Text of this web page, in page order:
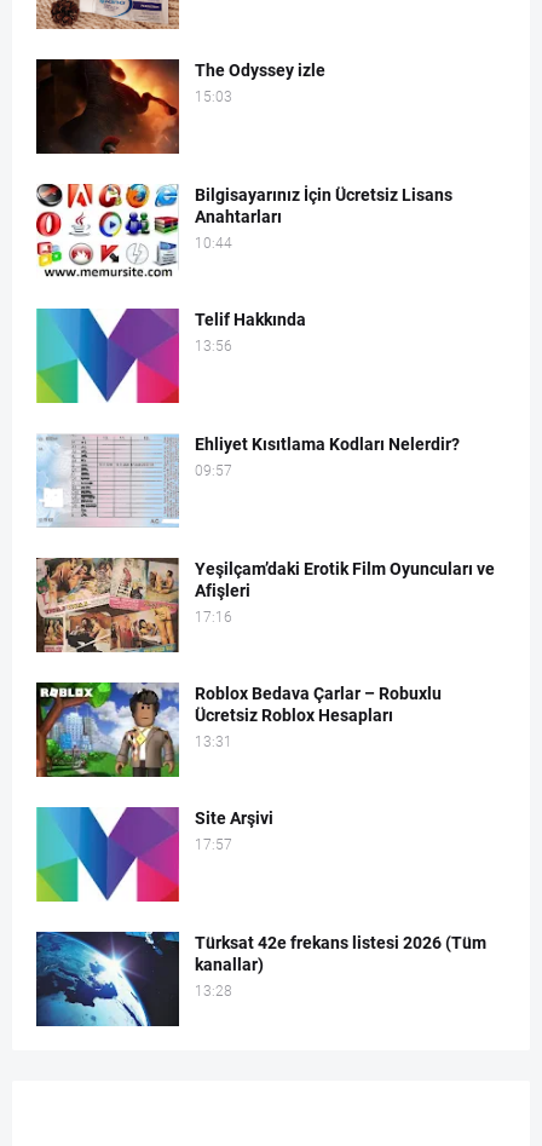
The Odyssey izle
15:03
Bilgisayarınız İçin Ücretsiz Lisans
Anahtarları
10:44
Telif Hakkında
13:56
Ehliyet Kısıtlama Kodları Nelerdir?
09:57
Yeşilçam’daki Erotik Film Oyuncuları ve
Afişleri
17:16
Roblox Bedava Çarlar – Robuxlu
Ücretsiz Roblox Hesapları
13:31
Site Arşivi
17:57
Türksat 42e frekans listesi 2026 (Tüm
kanallar)
13:28